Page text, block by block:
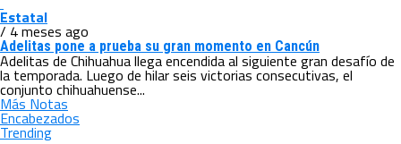
Estatal
/ 4 meses ago
Adelitas pone a prueba su gran momento en Cancún
Adelitas de Chihuahua llega encendida al siguiente gran desafío de
la temporada. Luego de hilar seis victorias consecutivas, el
conjunto chihuahuense...
Más Notas
Encabezados
Trending